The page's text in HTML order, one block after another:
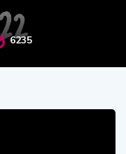
6235